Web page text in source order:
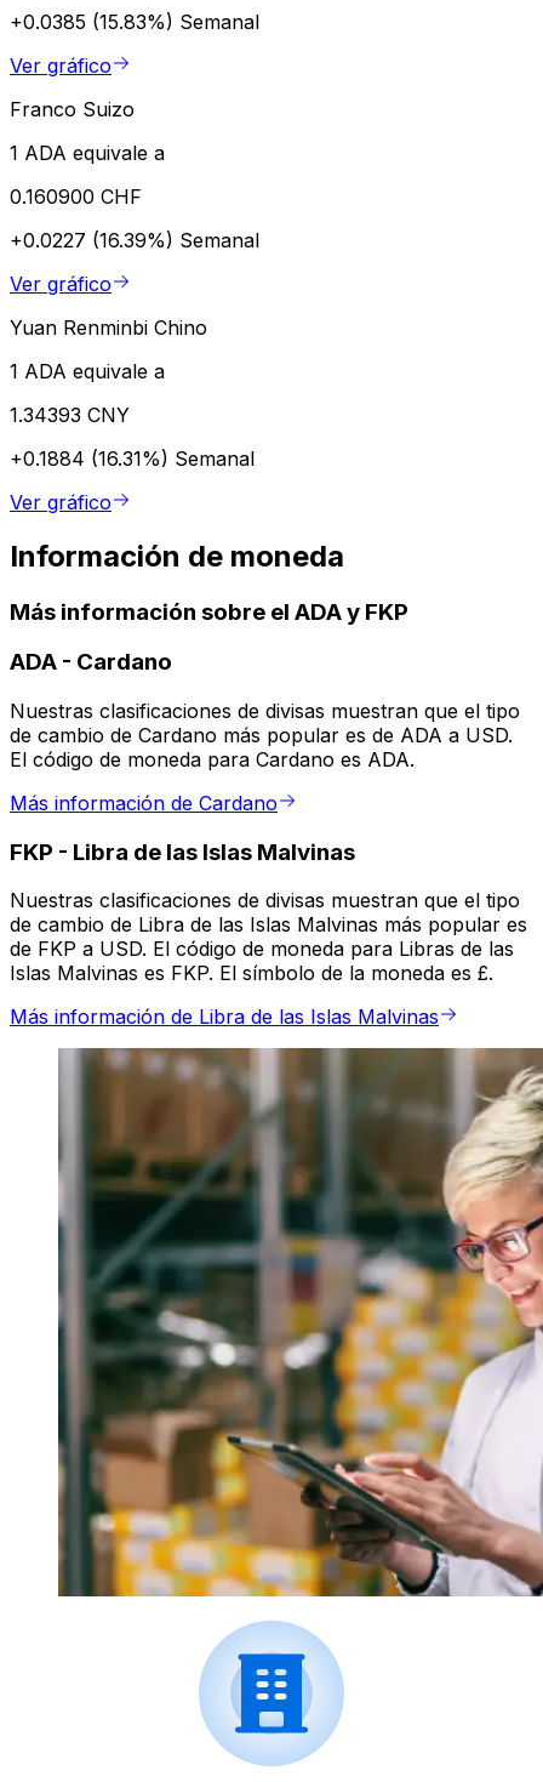
+0.0385 (15.83%) Semanal
Ver gráfico
Franco Suizo
1 ADA equivale a
0.160900 CHF
+0.0227 (16.39%) Semanal
Ver gráfico
Yuan Renminbi Chino
1 ADA equivale a
1.34393 CNY
+0.1884 (16.31%) Semanal
Ver gráfico
Información de moneda
Más información sobre el ADA y FKP
ADA - Cardano
Nuestras clasificaciones de divisas muestran que el tipo
de cambio de Cardano más popular es de ADA a USD.
El código de moneda para Cardano es ADA.
Más información de Cardano
FKP - Libra de las Islas Malvinas
Nuestras clasificaciones de divisas muestran que el tipo
de cambio de Libra de las Islas Malvinas más popular es
de FKP a USD. El código de moneda para Libras de las
Islas Malvinas es FKP. El símbolo de la moneda es £.
Más información de Libra de las Islas Malvinas